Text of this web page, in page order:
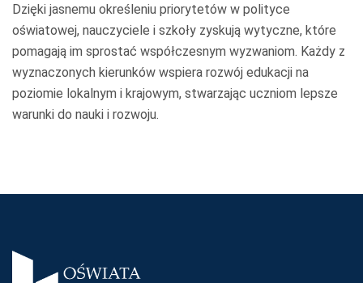
Dzięki jasnemu określeniu priorytetów w polityce
oświatowej, nauczyciele i szkoły zyskują wytyczne, które
pomagają im sprostać współczesnym wyzwaniom. Każdy z
wyznaczonych kierunków wspiera rozwój edukacji na
poziomie lokalnym i krajowym, stwarzając uczniom lepsze
warunki do nauki i rozwoju.